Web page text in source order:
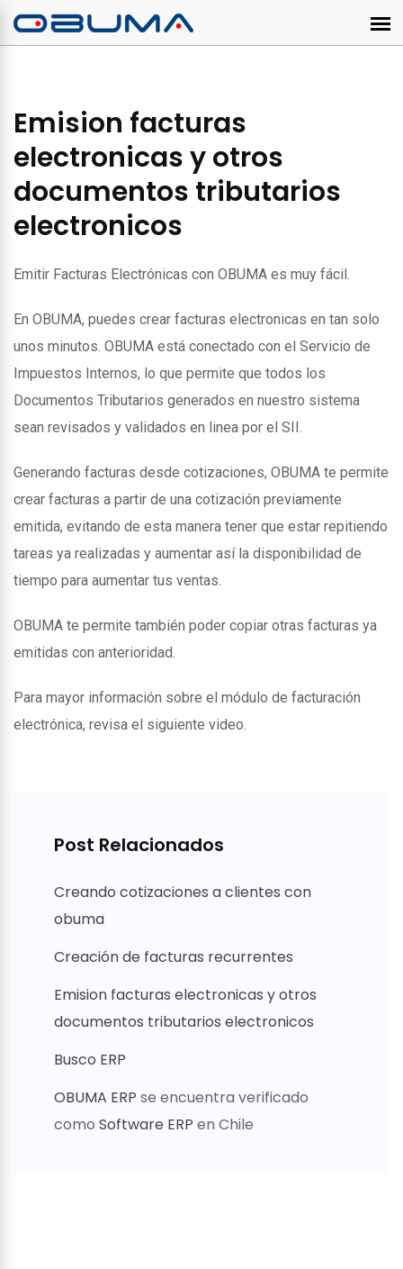
Emision facturas
electronicas y otros
documentos tributarios
electronicos
Emitir Facturas Electrónicas con OBUMA es muy fácil.
En OBUMA, puedes crear facturas electronicas en tan solo
unos minutos. OBUMA está conectado con el Servicio de
Impuestos Internos, lo que permite que todos los
Documentos Tributarios generados en nuestro sistema
sean revisados y validados en linea por el SII.
Generando facturas desde cotizaciones, OBUMA te permite
crear facturas a partir de una cotización previamente
emitida, evitando de esta manera tener que estar repitiendo
tareas ya realizadas y aumentar así la disponibilidad de
tiempo para aumentar tus ventas.
OBUMA te permite también poder copiar otras facturas ya
emitidas con anterioridad.
Para mayor información sobre el módulo de facturación
electrónica, revisa el siguiente video.
Post Relacionados
Creando cotizaciones a clientes con
obuma
Creación de facturas recurrentes
Emision facturas electronicas y otros
documentos tributarios electronicos
Busco ERP
OBUMA ERP se encuentra verificado
como Software ERP en Chile